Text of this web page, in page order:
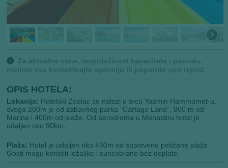
🅘
OPIS HOTELA:
Lokacija: Hotelski Zodiac se nalazi u srcu Yasmin Hammamet-u,
svega 200m je od zabavnog parka “Cartage Land”, 800 m od
Marine i 400m od plaže. Od aerodroma u Monastiru hotel je
udaljen oko 90km.
Plaža: Hotel je udaljen oko 400m od sopstvene peščane plaže.
Gosti mogu koristiti ležaljke i suncobrane bez doplate.